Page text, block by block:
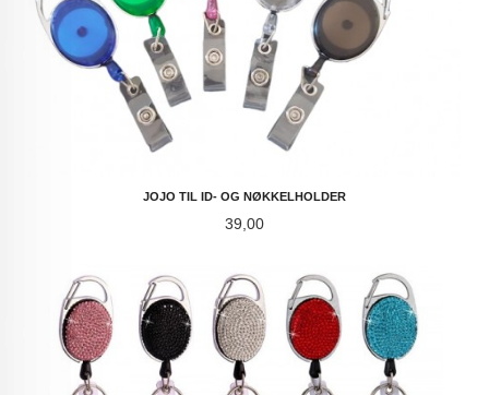
JOJO TIL ID- OG NØKKELHOLDER
Pris
39,00